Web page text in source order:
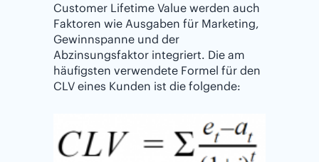
Customer Lifetime Value werden auch
Faktoren wie Ausgaben für Marketing,
Gewinnspanne und der
Abzinsungsfaktor integriert. Die am
häufigsten verwendete Formel für den
CLV eines Kunden ist die folgende: